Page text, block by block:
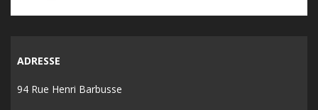
ADRESSE
94 Rue Henri Barbusse